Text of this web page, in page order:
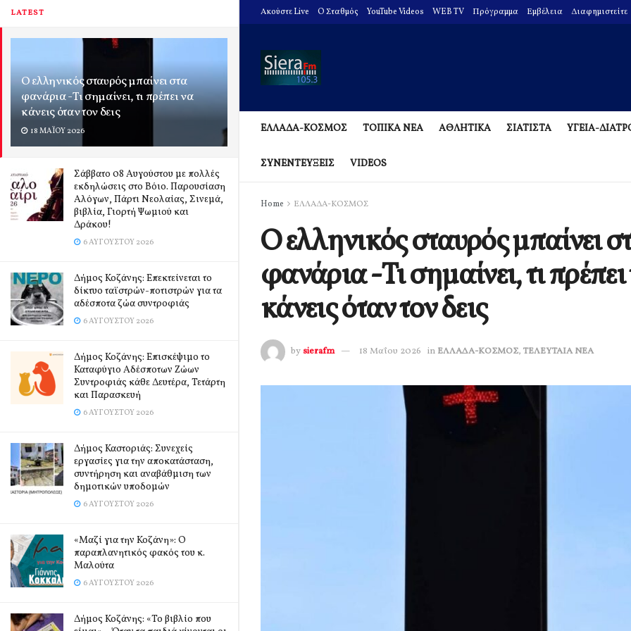
LATEST
Ο ελληνικός σταυρός μπαίνει στα
φανάρια -Τι σημαίνει, τι πρέπει να
κάνεις όταν τον δεις
18 ΜΑΪ́ΟΥ 2026
Σάββατο 08 Αυγούστου με πολλές
εκδηλώσεις στο Βόιο. Παρουσίαση
Αλόγων, Πάρτι Νεολαίας, Σινεμά,
βιβλία, Γιορτή Ψωμιού και
Δράκου!
6 ΑΥΓΟΎΣΤΟΥ 2026
Δήμος Κοζάνης: Επεκτείνεται το
δίκτυο ταϊστρών-ποτιστρών για τα
αδέσποτα ζώα συντροφιάς
6 ΑΥΓΟΎΣΤΟΥ 2026
Δήμος Κοζάνης: Επισκέψιμο το
Καταφύγιο Αδέσποτων Ζώων
Συντροφιάς κάθε Δευτέρα, Τετάρτη
και Παρασκευή
6 ΑΥΓΟΎΣΤΟΥ 2026
Δήμος Καστοριάς: Συνεχείς
εργασίες για την αποκατάσταση,
συντήρηση και αναβάθμιση των
δημοτικών υποδομών
6 ΑΥΓΟΎΣΤΟΥ 2026
«Μαζί για την Κοζάνη»: Ο
παραπλανητικός φακός του κ.
Μαλούτα
6 ΑΥΓΟΎΣΤΟΥ 2026
Δήμος Κοζάνης: «Το βιβλίο που
Ακούστε Live O Σταθμός YouTube Videos WEB TV Πρόγραμμα Εμβέλεια Διαφημιστείτε
ΕΛΛΑΔΑ-ΚΟΣΜΟΣ ΤΟΠΙΚΑ ΝΕΑ ΑΘΛΗΤΙΚΑ ΣΙΑΤΙΣΤΑ ΥΓΕΙΑ-
ΣΥΝΕΝΤΕΥΞΕΙΣ VIDEOS
Home ΕΛΛΑΔΑ-ΚΟΣΜΟΣ
Ο ελληνικός σταυρός μπαίνει
φανάρια -Τι σημαίνει, τι
κάνεις όταν τον δεις
by sierafm 18 Μαΐου 2026 in ΕΛΛΑΔΑ-ΚΟΣΜΟΣ, ΤΕΛΕΥΤΑΙΑ ΝΕΑ